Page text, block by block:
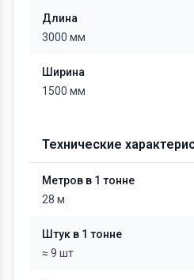
Длина
3000 мм
Ширина
1500 мм
Технические
Метров в 1 тонне
28 м
Штук в 1 тонне
≈ 9 шт